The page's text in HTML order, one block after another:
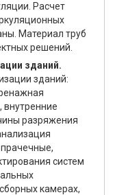
Расчет
Материал труб
решений.
зданий.
зданий:
разряжения
систем
камерах,